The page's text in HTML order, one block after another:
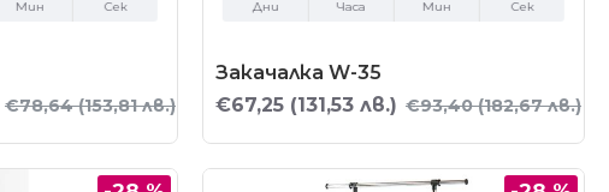
Мин Сек
€78,64(153,81 лв.)
Дни Часа Мин Сек
Закачалка W-35
€67,25 (131,53 лв.) €93,40(182,67 лв.)